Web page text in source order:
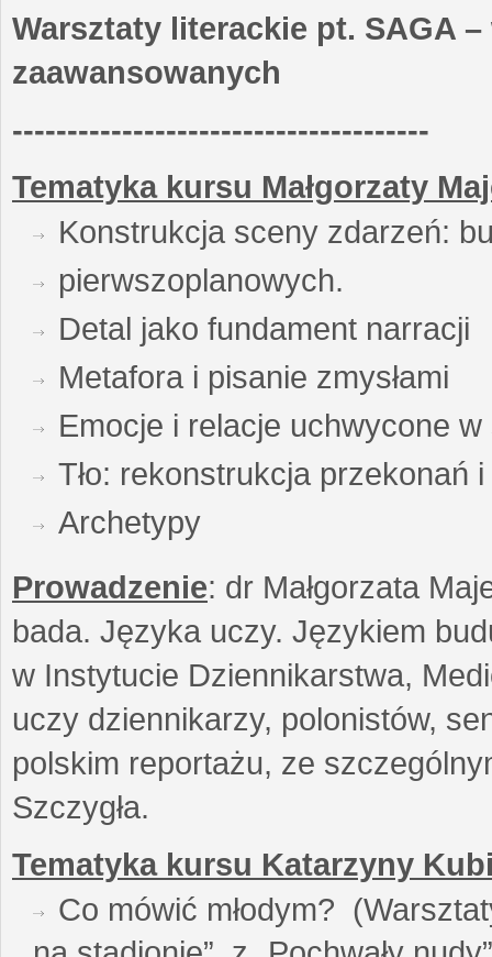
Warsztaty literackie pt. SAGA
zaawansowanych
--------------------------------------
Tematyka kursu Małgorzaty
Konstrukcja sceny zdarzeń:
pierwszoplanowych.
Detal jako fundament narracji
Metafora i pisanie zmysłami
Emocje i relacje uchwycone
Tło: rekonstrukcja przekonań
Archetypy
Prowadzenie: dr Małgorzata
bada. Języka uczy. Językiem
w Instytucie Dziennikarstwa,
uczy dziennikarzy, polonistów,
polskim reportażu, ze
Szczygła.
Tematyka kursu Katarzyny
Co mówić młodym?